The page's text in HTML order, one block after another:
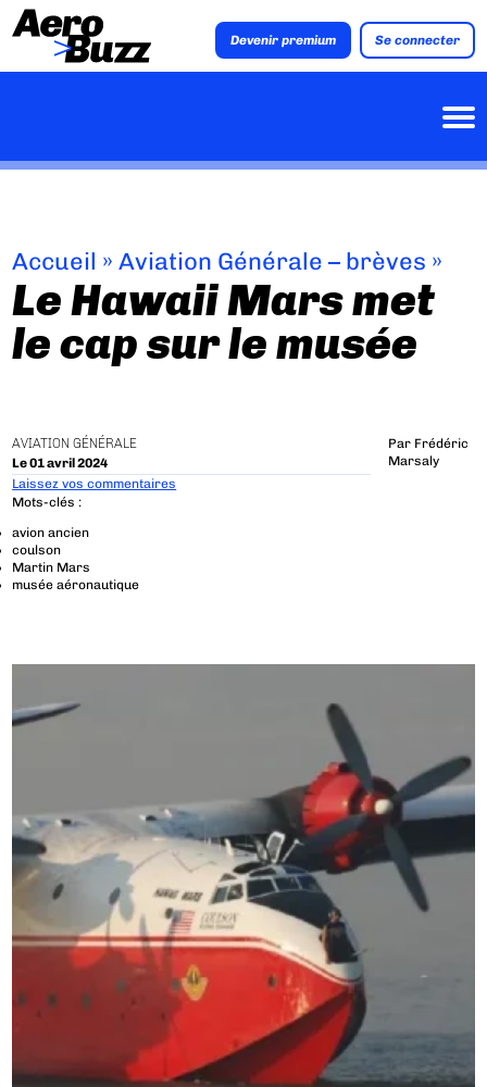
Devenir premium Se connecter
Accueil »Aviation Générale – brèves »
Le Hawaii Mars met
le cap sur le musée
AVIATION GÉNÉRALE
Le 01 avril 2024
Par Frédéric
Marsaly
Laissez vos commentaires
Mots-clés :
avion ancien
coulson
Martin Mars
musée aéronautique